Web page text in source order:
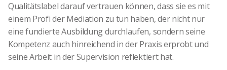
Qualitätslabel darauf vertrauen können, dass sie es mit
einem Profi der Mediation zu tun haben, der nicht nur
eine fundierte Ausbildung durchlaufen, sondern seine
Kompetenz auch hinreichend in der Praxis erprobt und
seine Arbeit in der Supervision reflektiert hat.